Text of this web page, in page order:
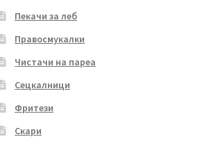
Пекачи за леб
Правосмукалки
Чистачи на пареа
Сецкалници
Фритези
Скари